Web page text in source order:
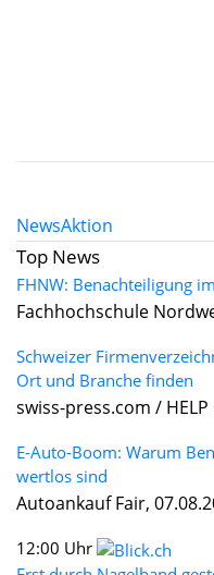
NewsAktion
Top News
FHNW: Benachteiligung
Fachhochschule
Schweizer
Ort und Branche finden
swiss-press.com /
E-Auto-Boom: Warum
wertlos sind
Autoankauf Fair,
12:00 Uhr